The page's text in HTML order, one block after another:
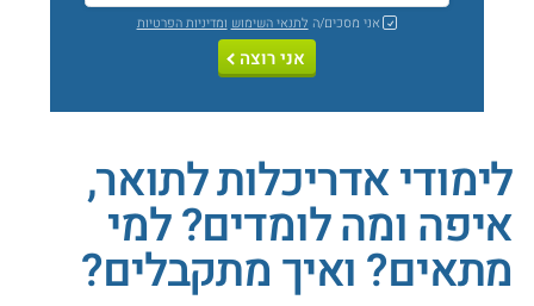
לימודי אדריכלות לתואר,
איפה ומה לומדים? למי
מתאים? ואיך מתקבלים?
אני מסכים/ה לתנאי השימוש ומדיניות הפרטיות
אני רוצה